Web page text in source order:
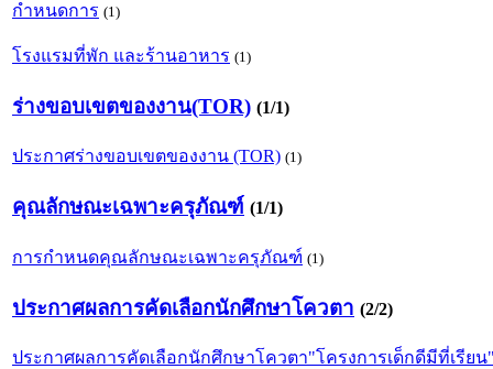
กำหนดการ (1)
โรงแรมที่พัก และร้านอาหาร (1)
ร่างขอบเขตของงาน(TOR) (1/1)
ประกาศร่างขอบเขตของงาน (TOR) (1)
คุณลักษณะเฉพาะครุภัณฑ์ (1/1)
การกำหนดคุณลักษณะเฉพาะครุภัณฑ์ (1)
ประกาศผลการคัดเลือกนักศึกษาโควตา (2/2)
ประกาศผลการคัดเลือกนักศึกษาโควตา"โครงการเด็กดีมีที่เรียน